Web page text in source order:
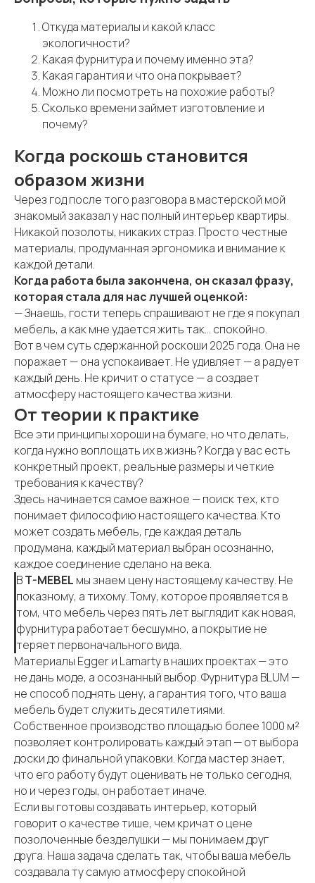
Откуда материалы и какой класс
экологичности?
Какая фурнитура и почему именно эта?
Какая гарантия и что она покрывает?
Можно ли посмотреть на похожие работы?
Сколько времени займет изготовление и
почему?
Когда роскошь становится
образом жизни
Через год после того разговора в мастерской мой
знакомый заказал у нас полный интерьер квартиры.
Никакой позолоты, никаких страз. Просто честные
материалы, продуманная эргономика и внимание к
каждой детали.
Когда работа была закончена, он сказал фразу,
которая стала для нас лучшей оценкой:
— Знаешь, гости теперь спрашивают не где я покупал
мебель, а как мне удается жить так... спокойно.
Вот в чем суть сдержанной роскоши 2025 года. Она не
поражает — она успокаивает. Не удивляет — а радует
каждый день. Не кричит о статусе — а создает
атмосферу настоящего качества жизни.
От теории к практике
Все эти принципы хороши на бумаге, но что делать,
когда нужно воплощать их в жизнь? Когда у вас есть
конкретный проект, реальные размеры и четкие
требования к качеству?
Здесь начинается самое важное — поиск тех, кто
понимает философию настоящего качества. Кто
может создать мебель, где каждая деталь
продумана, каждый материал выбран осознанно,
каждое соединение сделано на века.
ВT-MEBEL мы знаем цену настоящему качеству. Не
показному, а тихому. Тому, которое проявляется в
том, что мебель через пять лет выглядит как новая,
фурнитура работает бесшумно, а покрытие не
теряет первоначального вида.
Материалы Egger и Lamarty в наших проектах — это
не дань моде, а осознанный выбор. Фурнитура BLUM —
не способ поднять цену, а гарантия того, что ваша
мебель будет служить десятилетиями.
Собственное производство площадью более 1000 м²
позволяет контролировать каждый этап — от выбора
доски до финальной упаковки. Когда мастер знает,
что его работу будут оценивать не только сегодня,
но и через годы, он работает иначе.
Если вы готовы создавать интерьер, который
говорит о качестве тише, чем кричат о цене
позолоченные безделушки — мы понимаем друг
друга. Наша задача сделать так, чтобы ваша мебель
создавала ту самую атмосферу спокойной